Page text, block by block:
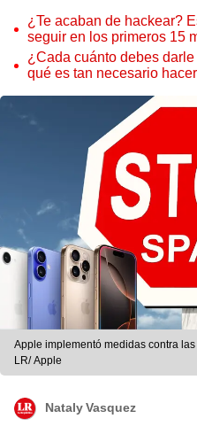
¿Te acaban de hackear?
seguir en los primeros 15
¿Cada cuánto debes
qué es tan necesario
Apple implementó medidas contra
LR/ Apple
Nataly Vasquez